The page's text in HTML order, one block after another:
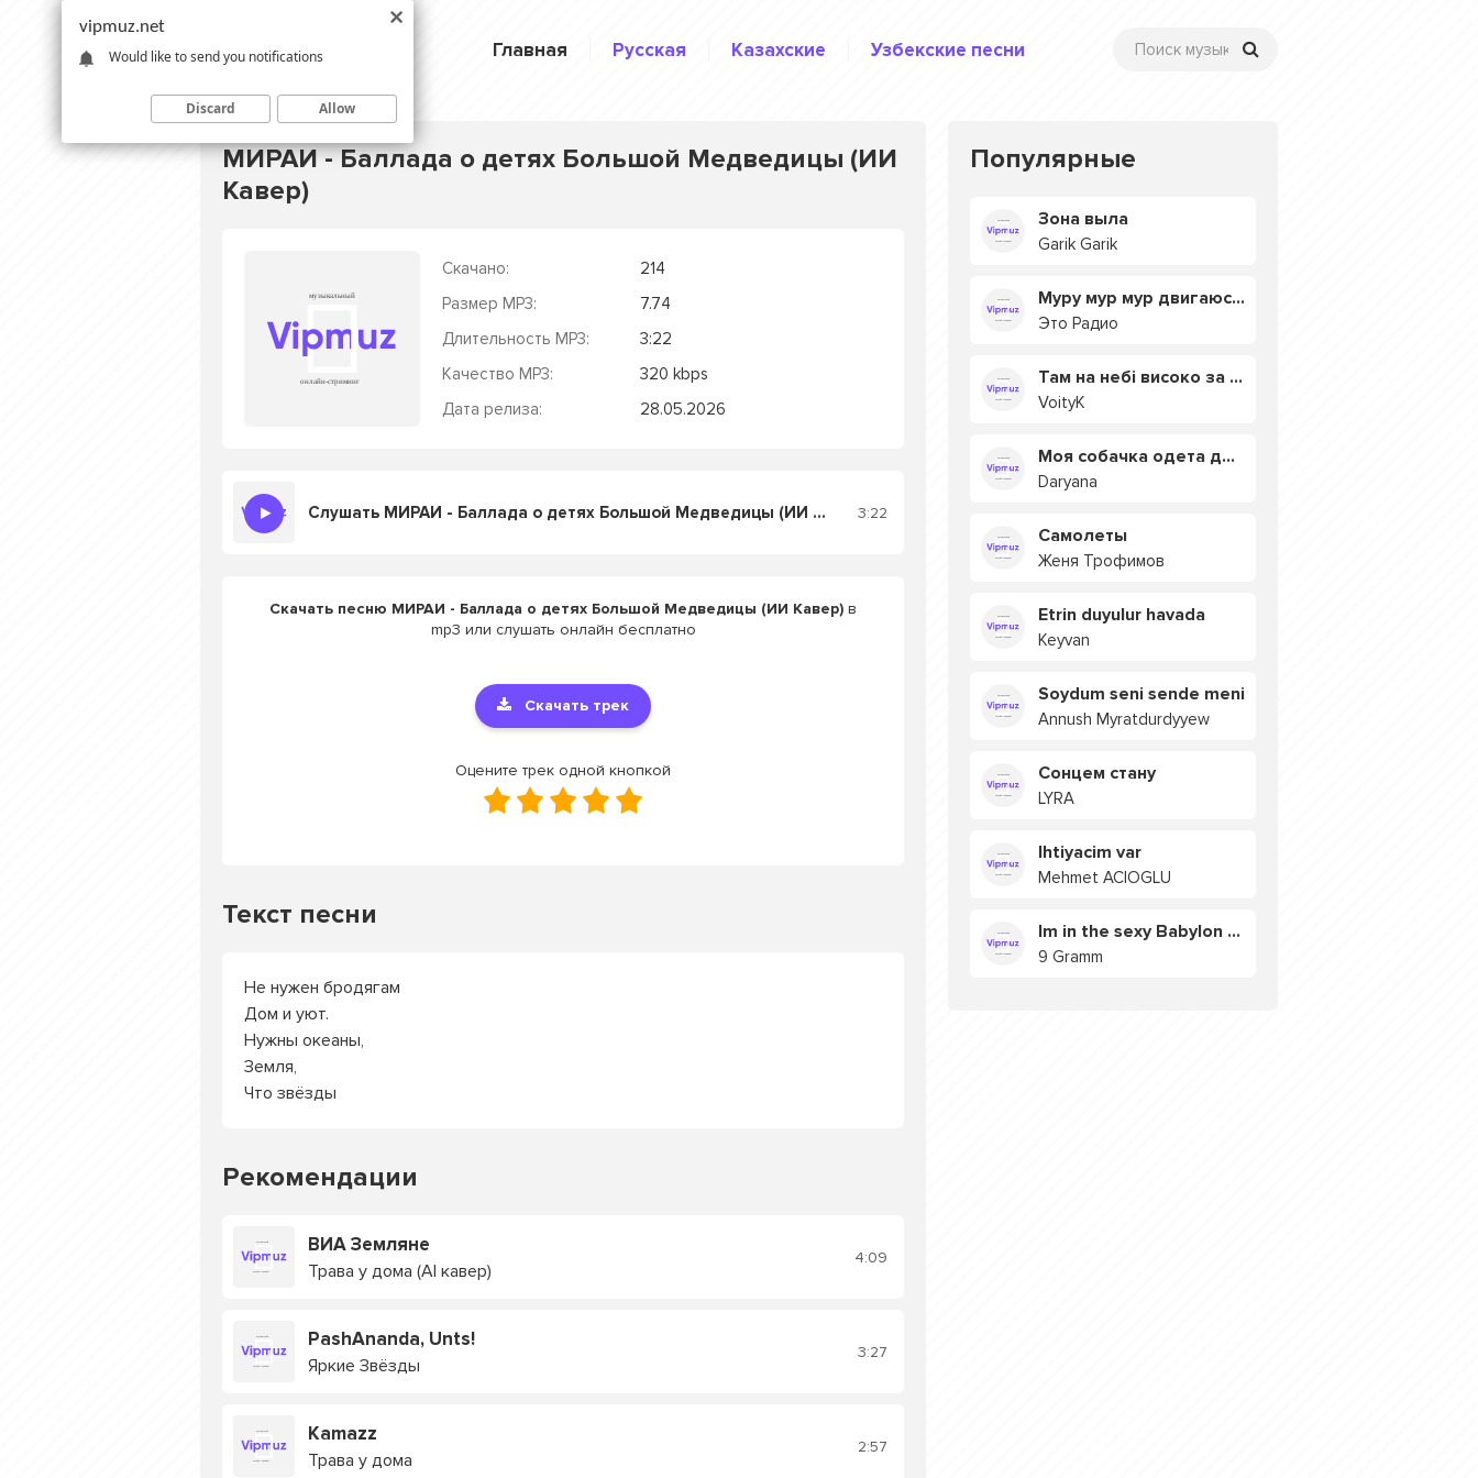
Главная Русская Казахские Узбекские песни
МИРАИ - Баллада о детях Большой Медведицы (ИИ
Кавер)
Скачано:
214
Размер MP3:
7.74
Длительность MP3:
3:22
Качество MP3:
320 kbps
Дата релиза:
28.05.2026
Слушать МИРАИ - Баллада о детях Большой Медведицы (ИИ Кавер) 3:22
Скачать песню МИРАИ - Баллада о детях Большой Медведицы (ИИ Кавер) в
mp3 или слушать онлайн бесплатно
Скачать трек
Оцените трек одной кнопкой
Текст песни
Не нужен бродягам
Дом и уют.
Нужны океаны,
Земля,
Что звёзды
Рекомендации
ВИА Земляне
Трава у дома (AI кавер)
4:09
PashAnanda, Unts!
Яркие Звёзды
3:27
Kamazz
Трава у дома
2:57
Популярные
Зона выла
Garik Garik
Муру мур мур двигаюсь на мурмулях
Это Радио
Там на небі високо за хмарами
VoityK
Моя собачка одета дороже тебя
Daryana
Самолеты
Женя Трофимов
Etrin duyulur havada
Keyvan
Soydum seni sende meni
Annush Myratdurdyyew
Сонцем стану
LYRA
Ihtiyacim var
Mehmet ACIOGLU
Im in the sexy Babylon БУЯ
9 Gramm
vipmuz.net
Would like to send you notifications
Discard Allow